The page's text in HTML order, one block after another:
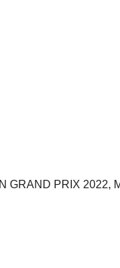
GRAND PRIX 2022,